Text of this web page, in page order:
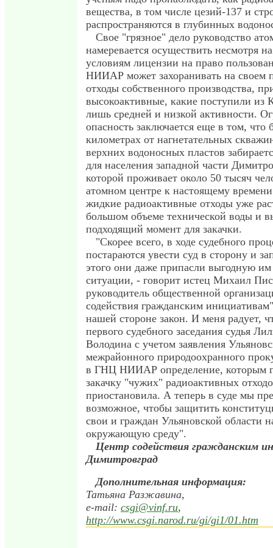
вещества, в том числе цезий-137 и
распространяются в глубинных
Свое "грязное" дело руководство
намеревается осуществить несмотря
условиям лицензии на право
НИИАР может захоранивать на своем
отходы собственного производства,
высокоактивные, какие поступили из
лишь средней и низкой активности.
опасность заключается еще в том, что
километрах от нагнетательных
верхних водоносных пластов
для населения западной части
которой проживает около 50 тысяч
атомном центре к настоящему
жидкие радиоактивные отходы уже
большом объеме технической воды и
подходящий момент для закачки.
"Скорее всего, в ходе судебного
постараются увести суд в сторону и
этого они даже припасли выгодную им
ситуации, - говорит истец Михаил
руководитель общественной
содействия гражданским
нашей стороне закон. И меня радует,
первого судебного заседания судья
Володина с учетом заявления
межрайонного природоохранного
в ГНЦ НИИАР определение, которым
закачку "чужих" радиоактивных
приостановила. А теперь в суде мы
возможное, чтобы защитить
свои и граждан Ульяновской области
окружающую среду".
Центр содействия гражданским
Димитровград
Дополнительная информация:
Татьяна Разжавина,
e-mail: csgi@vinf.ru,
http://www.csgi.narod.ru/gi/gi1/01.htm